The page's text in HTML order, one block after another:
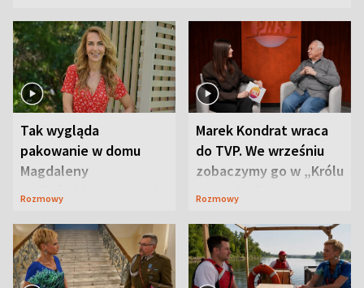
Tak wygląda
pakowanie w domu
Magdaleny
Waligórskiej-Lisieckiej.
Rozmowy
Marek Kondrat wraca
do TVP. We wrześniu
zobaczymy go w „Królu
Maciusiu I”
Rozmowy